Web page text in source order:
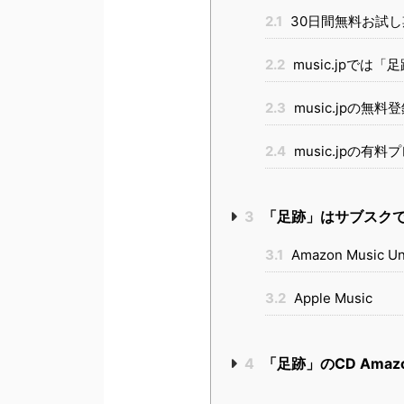
2.1 30日間無料お試
2.2 music.jpでは「
2.3 music.jpの無料登
2.4 music.jpの有料
3 「足跡」はサブスク
3.1 Amazon Music
3.2 Apple Music
4 「足跡」のCD